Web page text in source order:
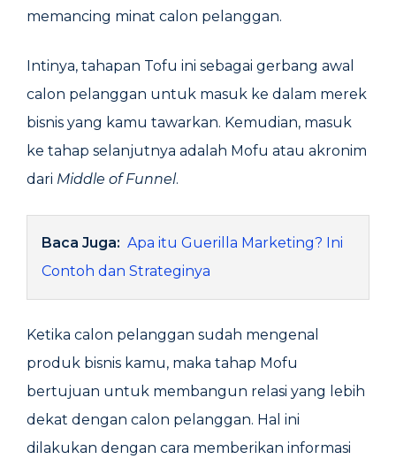
memancing minat calon pelanggan.
Intinya, tahapan Tofu ini sebagai gerbang awal
calon pelanggan untuk masuk ke dalam merek
bisnis yang kamu tawarkan. Kemudian, masuk
ke tahap selanjutnya adalah Mofu atau akronim
dari Middle of Funnel.
Baca Juga: Apa itu Guerilla Marketing? Ini
Contoh dan Strateginya
Ketika calon pelanggan sudah mengenal
produk bisnis kamu, maka tahap Mofu
bertujuan untuk membangun relasi yang lebih
dekat dengan calon pelanggan. Hal ini
dilakukan dengan cara memberikan informasi